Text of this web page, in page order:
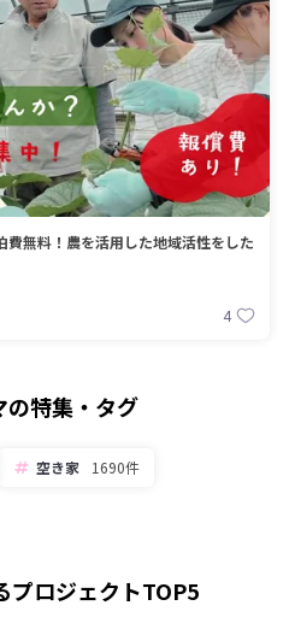
費無料！農を活用した地域活性をした
4
の特集・タグ
空き家
1690件
プロジェクトTOP5